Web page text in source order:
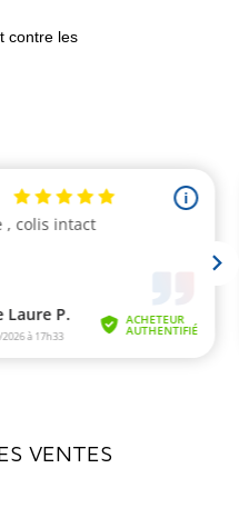
contre les
VENTES